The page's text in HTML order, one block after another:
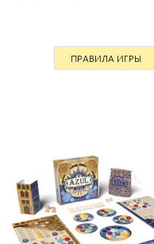
ПРАВИЛА ИГРЫ